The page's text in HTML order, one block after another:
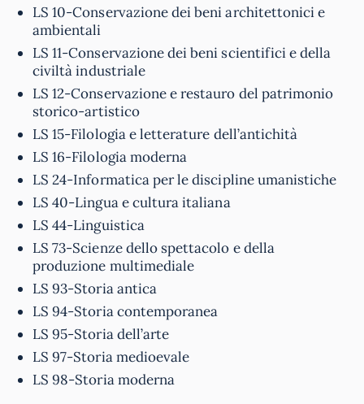
LS 10-Conservazione dei beni architettonici e
ambientali
LS 11-Conservazione dei beni scientifici e della
civiltà industriale
LS 12-Conservazione e restauro del patrimonio
storico-artistico
LS 15-Filologia e letterature dell’antichità
LS 16-Filologia moderna
LS 24-Informatica per le discipline umanistiche
LS 40-Lingua e cultura italiana
LS 44-Linguistica
LS 73-Scienze dello spettacolo e della
produzione multimediale
LS 93-Storia antica
LS 94-Storia contemporanea
LS 95-Storia dell’arte
LS 97-Storia medioevale
LS 98-Storia moderna